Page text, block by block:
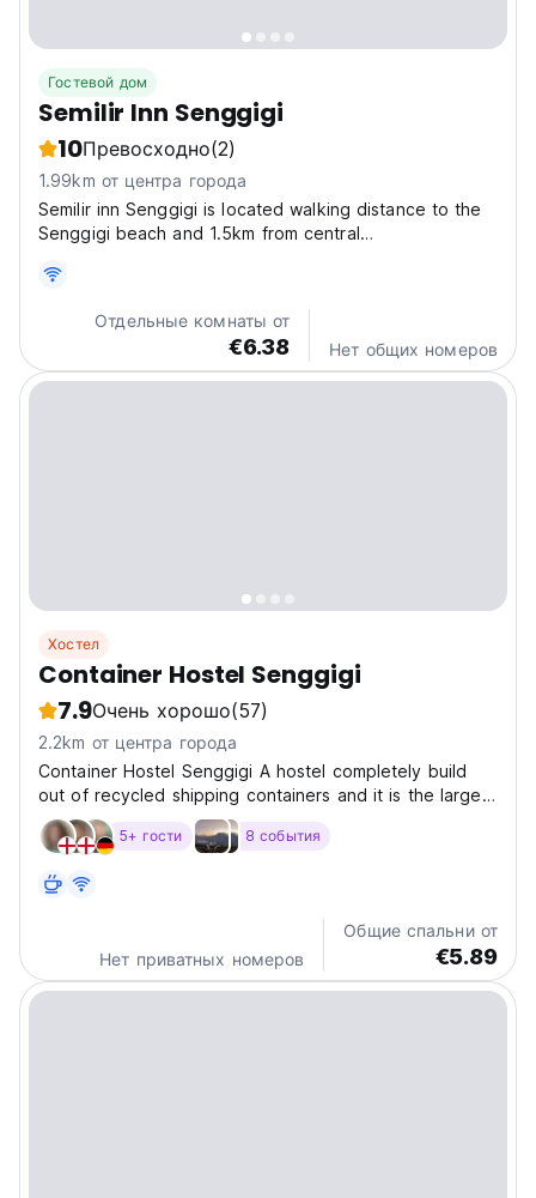
Гостевой дом
Semilir Inn Senggigi
10Превосходно(2)
1.99km от центра города
Semilir inn Senggigi is located walking distance to the
Senggigi beach and 1.5km from central
facilities is Comfy bed, aircon, hot shower, channel
movie, free WiFi. we provide all tour, like trekking
Rinjani,...Отдельные комнаты от
€6.38 Нет общих номеров
Хостел
Container Hostel Senggigi
7.9Очень хорошо(57)
2.2km от центра города
Container Hostel Senggigi A hostel completely build
out of recycled shipping containers and it is the largest
of its kind in the world! Experience the comfort and
good vibes that we offer at our eco-friendly
5+ гости 8 события
Нет приватных номеров
Общие спальни от
€5.89